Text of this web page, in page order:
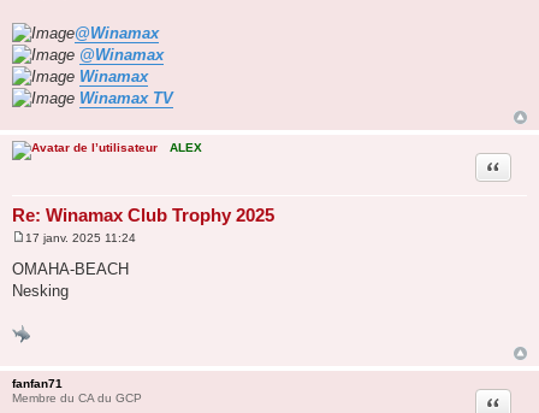
@Winamax
@Winamax
Winamax
Winamax TV
ALEX
Re: Winamax Club Trophy 2025
Citation
e
s
s
e
17 janv. 2025 11:24
OMAHA-BEACH
Nesking
fanfan71
Membre du CA du GCP
Citation